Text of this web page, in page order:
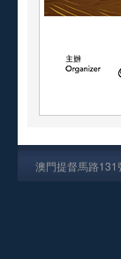
澳門提督馬路131